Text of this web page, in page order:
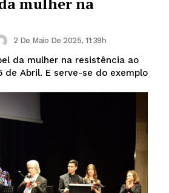
2 De Maio De 2025, 11:39h
da mulher na resistência ao
de Abril. E serve-se do exemplo